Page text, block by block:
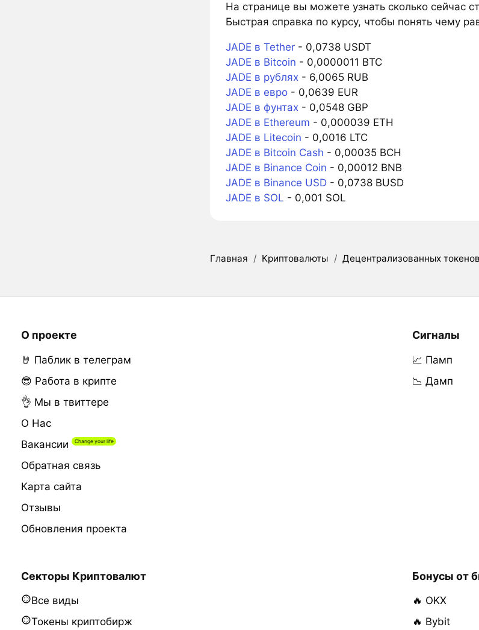
На странице вы можете узнать сколько сейчас
Быстрая справка по курсу, чтобы понять чему
JADE в Tether- 0,0738 USDT
JADE в Bitcoin - 0,0000011 BTC
JADE в рублях- 6,0065 RUB
JADE в евро- 0,0639 EUR
JADE в фунтах- 0,0548 GBP
JADE в Ethereum - 0,000039 ETH
JADE в Litecoin - 0,0016 LTC
JADE в Bitcoin Cash - 0,00035 BCH
JADE в Binance Coin - 0,00012 BNB
JADE в Binance USD- 0,0738 BUSD
JADE в SOL - 0,001 SOL
Главная / Криптовалюты / Децентрализованных
О проекте
🤘 Паблик в телеграм
😎 Работа в крипте
👌 Мы в твиттере
О Нас
Вакансии
Обратная связь
Карта сайта
Отзывы
Обновления проекта
Сигналы
📈 Памп
📉 Дамп
Секторы Криптовалют
Все виды
Токены криптобирж
Бонусы от
🔥 OKX
🔥 Bybit